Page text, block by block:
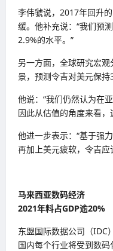
李伟虢说，2017年回升
缓。他补充说：“我们预
2.9%的水平。”
另一方面，全球研究宏
景，预测令吉对美元保持
他说：“我们仍然认为在
因此从估值的角度来看
他进一步表示：“基于强
再加上美元疲软，令吉应
马来西亚数码经济
2021年料占GDP逾20%
东盟国际数据公司（IDC
国内每个行业将受到数